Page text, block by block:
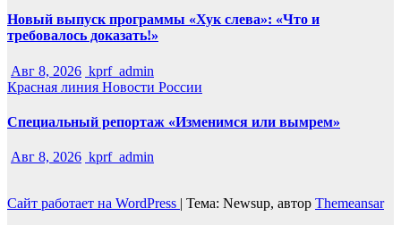
Новый выпуск программы «Хук слева»: «Что и
требовалось доказать!»
Авг 8, 2026 kprf_admin
Красная линия Новости России
Специальный репортаж «Изменимся или вымрем»
Авг 8, 2026 kprf_admin
Сайт работает на WordPress | Тема: Newsup, автор Themeansar